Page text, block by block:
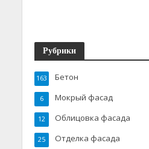
Рубрики
Бетон
163
Мокрый фасад
6
Облицовка фасада
12
Отделка фасада
25